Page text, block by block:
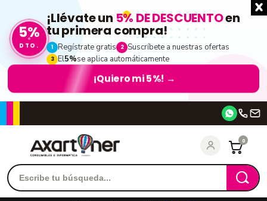
5%
DTO.
¡Llévate un 5% DE DESCUENTOen
tu primera compra!
1 Regístrate gratis 2 Suscríbete a nuestras ofertas
3 El5%se aplica automáticamente
¡Quiero mi 5%! →
0